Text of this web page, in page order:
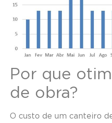
Por que
de obra?
O custo de um canteiro